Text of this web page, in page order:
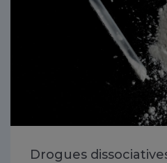
Drogues